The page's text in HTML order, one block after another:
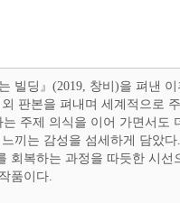
서관
빌딩』(2019, 창비)을 펴낸
판본을 펴내며 세계적으로
는 주제 의식을 이어 가면서
끼는 감성을 섬세하게 담았
회복하는 과정을 따듯한 시
품이다.